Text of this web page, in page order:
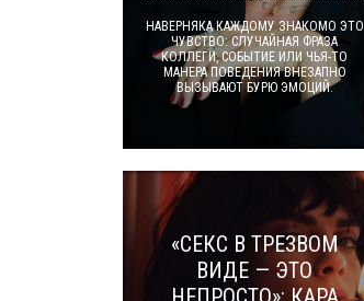
НАВЕРНЯКА КАЖДОМУ ЗНАКОМО ЭТО
ЧУВСТВО: СЛУЧАЙНАЯ ФРАЗА
КОЛЛЕГИ, СОБЫТИЕ ИЛИ ЧЬЯ-ТО
МАНЕРА ПОВЕДЕНИЯ ВНЕЗАПНО
ВЫЗЫВАЮТ БУРЮ ЭМОЦИЙ.
«СЕКС В ТРЕЗВОМ
ВИДЕ — ЭТО